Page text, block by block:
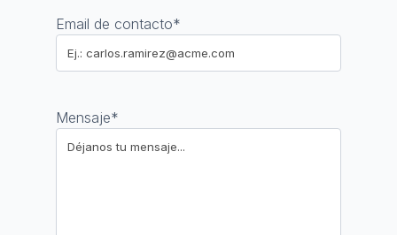
Email de contacto*
Mensaje*